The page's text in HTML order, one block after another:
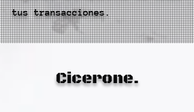
tus transacciones.
Cicerone.